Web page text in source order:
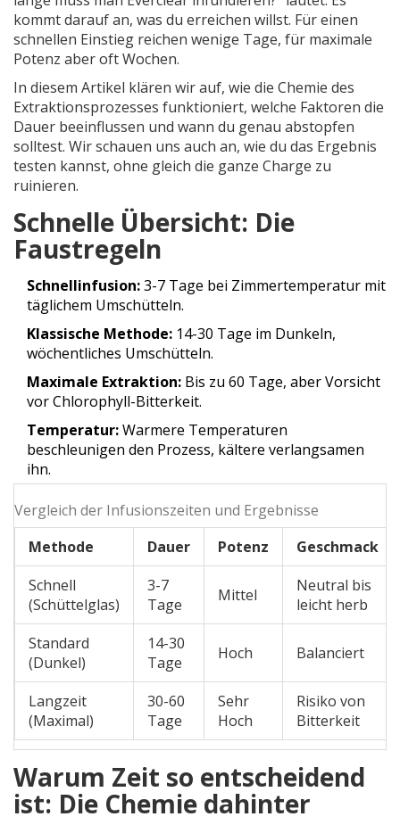
kommt darauf an, was du erreichen willst. Für einen
schnellen Einstieg reichen wenige Tage, für maximale
Potenz aber oft Wochen.
In diesem Artikel klären wir auf, wie die Chemie des
Extraktionsprozesses funktioniert, welche Faktoren die
Dauer beeinflussen und wann du genau abstopfen
solltest. Wir schauen uns auch an, wie du das Ergebnis
testen kannst, ohne gleich die ganze Charge zu
ruinieren.
Schnelle Übersicht: Die
Faustregeln
Schnellinfusion:3-7 Tage bei Zimmertemperatur mit
täglichem Umschütteln.
Klassische Methode: 14-30 Tage im Dunkeln,
wöchentliches Umschütteln.
Maximale Extraktion: Bis zu 60 Tage, aber Vorsicht
vor Chlorophyll-Bitterkeit.
Temperatur:Warmere Temperaturen
beschleunigen den Prozess, kältere verlangsamen
ihn.
Vergleich der Infusionszeiten und Ergebnisse
Methode
Dauer Potenz
Geschmack
Schnell
(Schüttelglas)
3-7
Tage
Mittel
Neutral bis
leicht herb
Standard
(Dunkel)
14-30
Tage
Hoch Balanciert
Langzeit
(Maximal)
30-60
Tage
Sehr
Hoch
Risiko von
Bitterkeit
Warum Zeit so entscheidend
ist: Die Chemie dahinter